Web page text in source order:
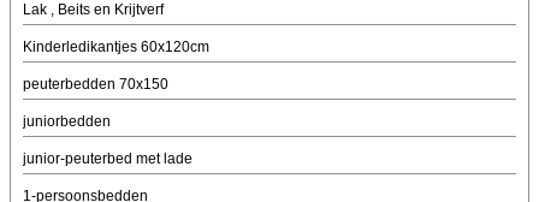
Lak , Beits en Krijtverf
Kinderledikantjes 60x120cm
peuterbedden 70x150
juniorbedden
junior-peuterbed met lade
1-persoonsbedden